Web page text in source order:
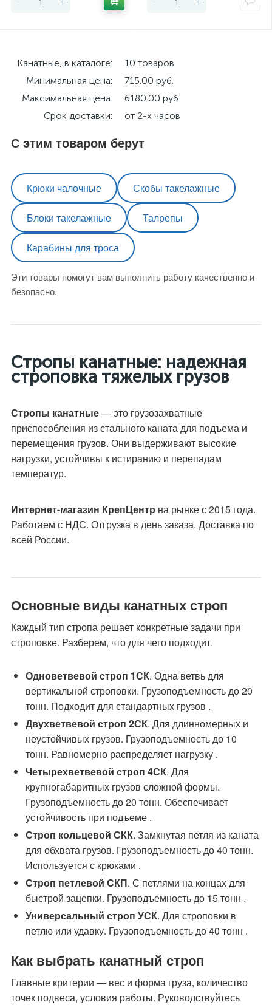
Канатные, в каталоге:
10 товаров
Минимальная цена:
715.00 руб.
Максимальная цена:
6180.00 руб.
Срок доставки:
от 2-х часов
С этим товаром берут
Крюки чалочные Скобы такелажные
Блоки такелажные Талрепы
Карабины для троса
Эти товары помогут вам выполнить работу качественно и
безопасно.
Стропы канатные: надежная
строповка тяжелых грузов
Стропы канатные— это грузозахватные
приспособления из стального каната для подъема и
перемещения грузов. Они выдерживают высокие
нагрузки, устойчивы к истиранию и перепадам
температур.
Интернет-магазин КрепЦентр на рынке с 2015 года.
Работаем с НДС. Отгрузка в день заказа. Доставка по
всей России.
Основные виды канатных строп
Каждый тип стропа решает конкретные задачи при
строповке. Разберем, что для чего подходит.
Одноветвевой строп 1СК. Одна ветвь для
вертикальной строповки. Грузоподъемность до 20
тонн. Подходит для стандартных грузов .
Двухветвевой строп 2СК. Для длинномерных и
неустойчивых грузов. Грузоподъемность до 10
тонн. Равномерно распределяет нагрузку .
Четырехветвевой строп 4СК. Для
крупногабаритных грузов сложной формы.
Грузоподъемность до 20 тонн. Обеспечивает
устойчивость при подъеме .
Строп кольцевой СКК. Замкнутая петля из каната
для обхвата грузов. Грузоподъемность до 40 тонн.
Используется с крюками .
Строп петлевой СКП. С петлями на концах для
быстрой зацепки. Грузоподъемность до 15 тонн .
Универсальный строп УСК. Для строповки в
петлю или удавку. Грузоподъемность до 40 тонн .
Как выбрать канатный строп
Главные критерии — вес и форма груза, количество
точек подвеса, условия работы. Руководствуйтесь